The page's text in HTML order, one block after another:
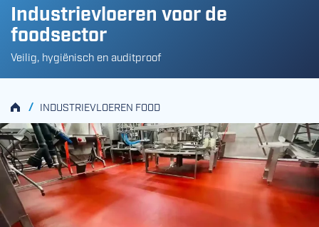
Industrievloeren voor de
foodsector
Veilig, hygiënisch en auditproof
HOMEINDUSTRIEVLOEREN FOOD
/